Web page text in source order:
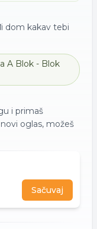
dom kakav tebi
A Blok - Blok
i primaš
oglas, možeš
Sačuvaj